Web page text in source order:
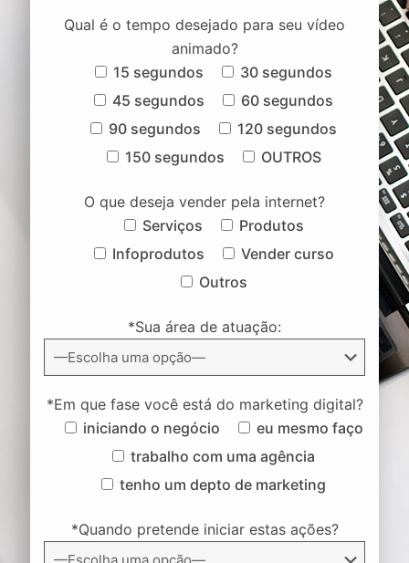
Qual é o tempo desejado para seu vídeo
animado?
15 segundos
30 segundos
45 segundos
60 segundos
90 segundos
120 segundos
150 segundos
OUTROS
O que deseja vender pela internet?
Serviços
Produtos
Infoprodutos
Vender curso
Outros
*Sua área de atuação:
*Em que fase você está do marketing digital?
iniciando o negócio
eu mesmo faço
trabalho com uma agência
tenho um depto de marketing
*Quando pretende iniciar estas ações?